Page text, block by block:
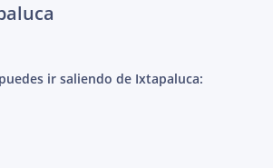
ir saliendo de Ixtapaluca: